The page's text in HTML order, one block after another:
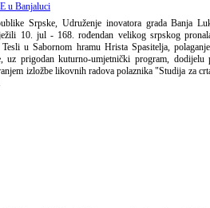
u Banjaluci
Srpske, Udruženje inovatora grada Banja
10. jul - 168. rođendan velikog srpskog
u Sabornom hramu Hrista Spasitelja,
uz prigodan kuturno-umjetnički program, dodijelu
izložbe likovnih radova polaznika "Studija za